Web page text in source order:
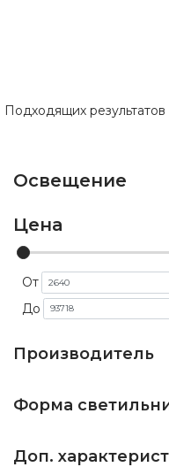
Подходящих
Освещение
Цена
От
До
Производитель
Форма
Доп.